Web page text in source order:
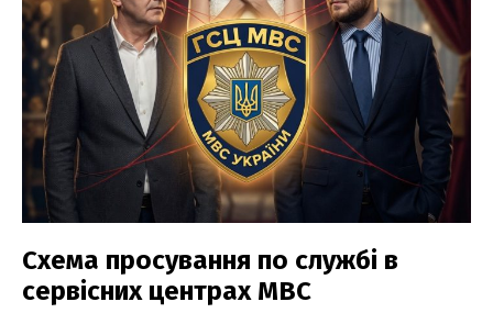
Схема просування по службі в
сервісних центрах МВС